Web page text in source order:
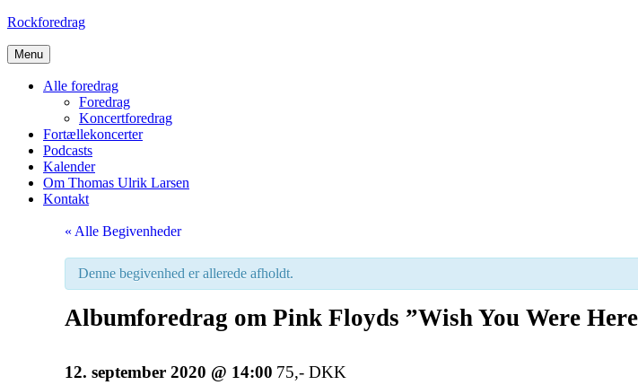
Skip
content
Rockforedrag
Menu
Alle foredrag
Foredrag
Koncertforedrag
Fortællekoncerter
Podcasts
Kalender
Om Thomas Ulrik Larsen
Kontakt
« Alle Begivenheder
Denne begivenhed er allerede afholdt.
Albumforedrag om Pink Floyds ”Wish You Were
12. september 2020 @ 14:00 75,- DKK